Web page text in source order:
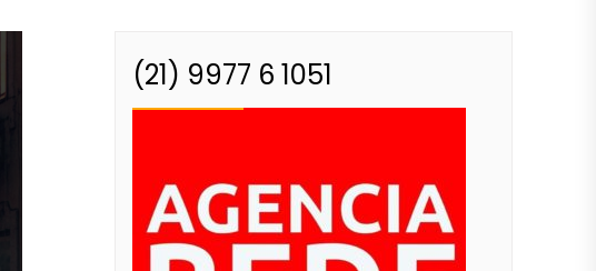
(21) 9977 6 1051